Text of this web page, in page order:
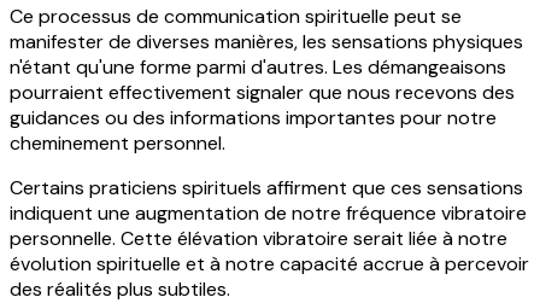
Ce processus de communication spirituelle peut se
manifester de diverses manières, les sensations physiques
n'étant qu'une forme parmi d'autres. Les démangeaisons
pourraient effectivement signaler que nous recevons des
guidances ou des informations importantes pour notre
cheminement personnel.
Certains praticiens spirituels affirment que ces sensations
indiquent une augmentation de notre fréquence vibratoire
personnelle. Cette élévation vibratoire serait liée à notre
évolution spirituelle et à notre capacité accrue à percevoir
des réalités plus subtiles.